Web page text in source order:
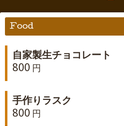
Food
自家製生チョコレート
800 円
手作りラスク
800 円